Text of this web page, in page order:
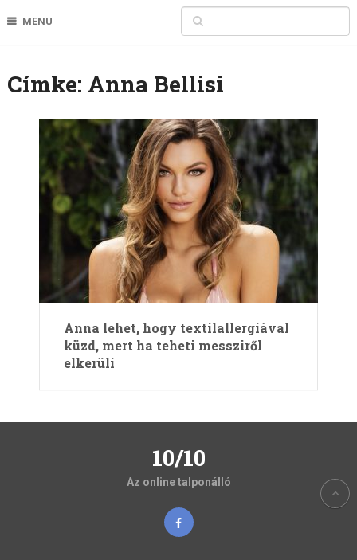
MENU
Címke: Anna Bellisi
Anna lehet, hogy textilallergiával
küzd, mert ha teheti messziről
elkerüli
10/10
Az online talponálló